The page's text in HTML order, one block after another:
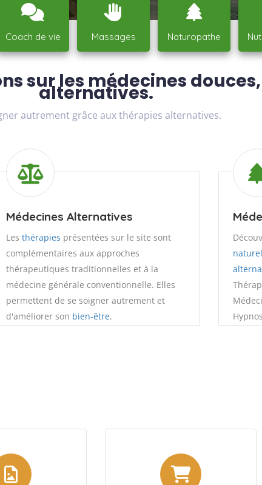
Coach de vie Massages Naturopathe
sur les médecines
alternatives.
autrement grâce aux thérapies alternatives.
Médecines Alternatives
Lesthérapies présentées sur le site sont
complémentaires aux approches
thérapeutiques traditionnelles et à la
médecine générale conventionnelle. Elles
permettent de se soigner autrement et
d'améliorer son bien-être.